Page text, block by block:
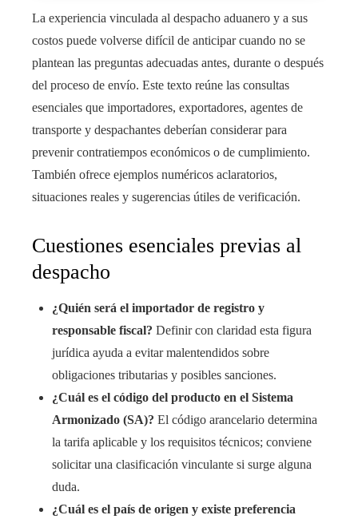
La experiencia vinculada al despacho aduanero y a sus
costos puede volverse difícil de anticipar cuando no se
plantean las preguntas adecuadas antes, durante o después
del proceso de envío. Este texto reúne las consultas
esenciales que importadores, exportadores, agentes de
transporte y despachantes deberían considerar para
prevenir contratiempos económicos o de cumplimiento.
También ofrece ejemplos numéricos aclaratorios,
situaciones reales y sugerencias útiles de verificación.
Cuestiones esenciales previas al
despacho
¿Quién será el importador de registro y
responsable fiscal? Definir con claridad esta figura
jurídica ayuda a evitar malentendidos sobre
obligaciones tributarias y posibles sanciones.
¿Cuál es el código del producto en el Sistema
Armonizado (SA)? El código arancelario determina
la tarifa aplicable y los requisitos técnicos; conviene
solicitar una clasificación vinculante si surge alguna
duda.
¿Cuál es el país de origen y existe preferencia